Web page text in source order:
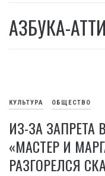
АЗБУКА-
КУЛЬТУРА ОБЩЕСТВО
ИЗ-ЗА ЗАПРЕТА
«МАСТЕР И
РАЗГОРЕЛСЯ